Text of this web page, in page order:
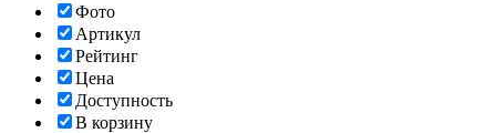
Фото
Артикул
Рейтинг
Цена
Доступность
В корзину